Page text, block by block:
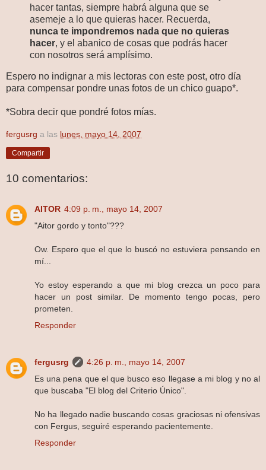
hacer tantas, siempre habrá alguna que se
asemeje a lo que quieras hacer. Recuerda,
nunca te impondremos nada que no quieras
hacer, y el abanico de cosas que podrás hacer
con nosotros será amplísimo.
Espero no indignar a mis lectoras con este post, otro día
para compensar pondre unas fotos de un chico guapo*.
*Sobra decir que pondré fotos mías.
fergusrg a las lunes, mayo 14, 2007
Compartir
10 comentarios:
AITOR 4:09 p. m., mayo 14, 2007
"Aitor gordo y tonto"???
Ow. Espero que el que lo buscó no estuviera pensando en
mí...
Yo estoy esperando a que mi blog crezca un poco para
hacer un post similar. De momento tengo pocas, pero
prometen.
Responder
fergusrg
4:26 p. m., mayo 14, 2007
Es una pena que el que busco eso llegase a mi blog y no al
que buscaba "El blog del Criterio Único".
No ha llegado nadie buscando cosas graciosas ni ofensivas
con Fergus, seguiré esperando pacientemente.
Responder